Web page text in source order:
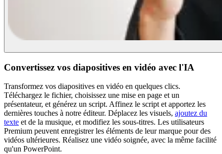
Convertissez vos diapositives en vidéo avec l'IA
Transformez vos diapositives en vidéo en quelques clics.
Téléchargez le fichier, choisissez une mise en page et un
présentateur, et générez un script. Affinez le script et apportez les
dernières touches à notre éditeur. Déplacez les visuels, ajoutez du
texte et de la musique, et modifiez les sous-titres. Les utilisateurs
Premium peuvent enregistrer les éléments de leur marque pour des
vidéos ultérieures. Réalisez une vidéo soignée, avec la même facilité
qu'un PowerPoint.